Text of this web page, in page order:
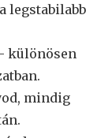
legstabilabb
különösen
mindig